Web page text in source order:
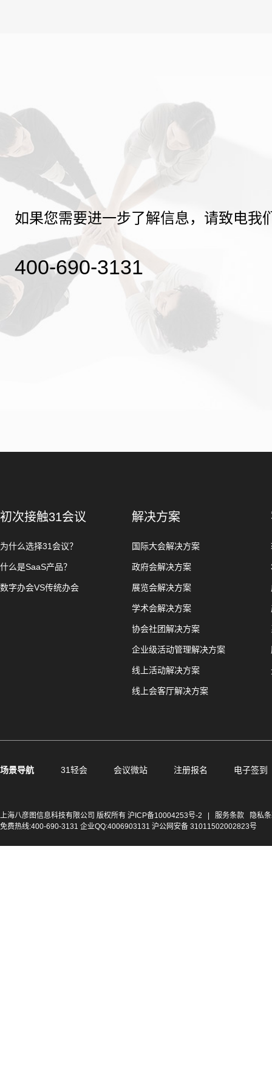
如果您需要进一步了解信息，请致电我
400-690-3131
初次接触31会议
为什么选择31会议？
什么是SaaS产品？
数字办会VS传统办会
解决方案
国际大会解决方案
政府会解决方案
展览会解决方案
学术会解决方案
协会社团解决方案
企业级活动管理解决方案
线上活动解决方案
线上会客厅解决方案
场景导航 31轻会 会议微站 注册报名 电子签到
上海八彦图信息科技有限公司 版权所有 沪ICP备10004253号-2 服务条款
隐私
免费热线:400-690-3131 企业QQ:4006903131 沪公网安备 31011502002823号